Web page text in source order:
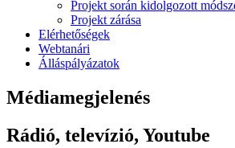
Projekt során kidolgozott
Projekt zárása
Elérhetőségek
Webtanári
Álláspályázatok
Médiamegjelenés
Rádió, televízió, Youtube